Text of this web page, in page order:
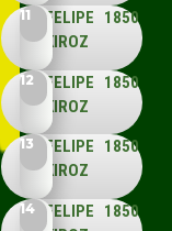
11
FELIPE
KIROZ
1850
12
FELIPE
KIROZ
1850
13
FELIPE
KIROZ
1850
14 FELIPE
1850